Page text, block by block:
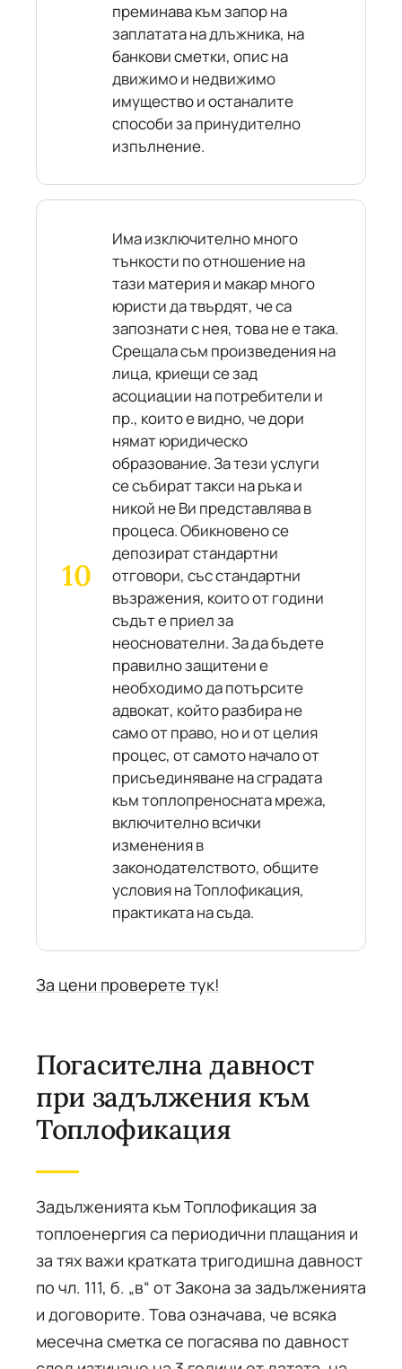
преминава към запор на
заплатата на длъжника, на
банкови сметки, опис на
движимо и недвижимо
имущество и останалите
способи за принудително
изпълнение.
Има изключително много
тънкости по отношение на
тази материя и макар много
юристи да твърдят, че са
запознати с нея, това не е така.
Срещала съм произведения на
лица, криещи се зад
асоциации на потребители и
пр., които е видно, че дори
нямат юридическо
образование. За тези услуги
се събират такси на ръка и
никой не Ви представлява в
процеса. Обикновено се
депозират стандартни
отговори, със стандартни
възражения, които от години
съдът е приел за
неоснователни. За да бъдете
правилно защитени е
необходимо да потърсите
адвокат, който разбира не
само от право, но и от целия
процес, от самото начало от
присъединяване на сградата
към топлопреносната мрежа,
включително всички
изменения в
законодателството, общите
условия на Топлофикация,
практиката на съда.
За цени проверете тук!
Погасителна давност
при задължения към
Топлофикация
Задълженията към Топлофикация за
топлоенергия са периодични плащания и
за тях важи кратката тригодишна давност
по чл. 111, б. „в“ от Закона за задълженията
и договорите. Това означава, че всяка
месечна сметка се погасява по давност